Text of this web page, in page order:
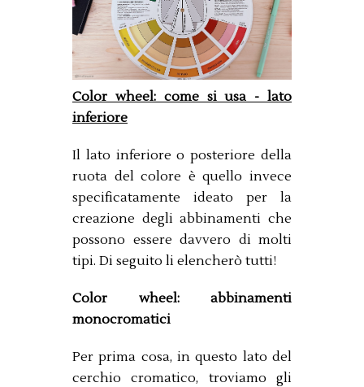
Color wheel: come si usa - lato
inferiore
Il lato inferiore o posteriore della
ruota del colore è quello invece
specificatamente ideato per la
creazione degli abbinamenti che
possono essere davvero di molti
tipi. Di seguito li elencherò tutti!
Color wheel: abbinamenti
monocromatici
Per prima cosa, in questo lato del
cerchio cromatico, troviamo gli